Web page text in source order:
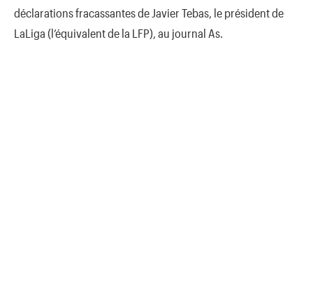
déclarations fracassantes de Javier Tebas, le président de
LaLiga (l’équivalent de la LFP), au journal As.